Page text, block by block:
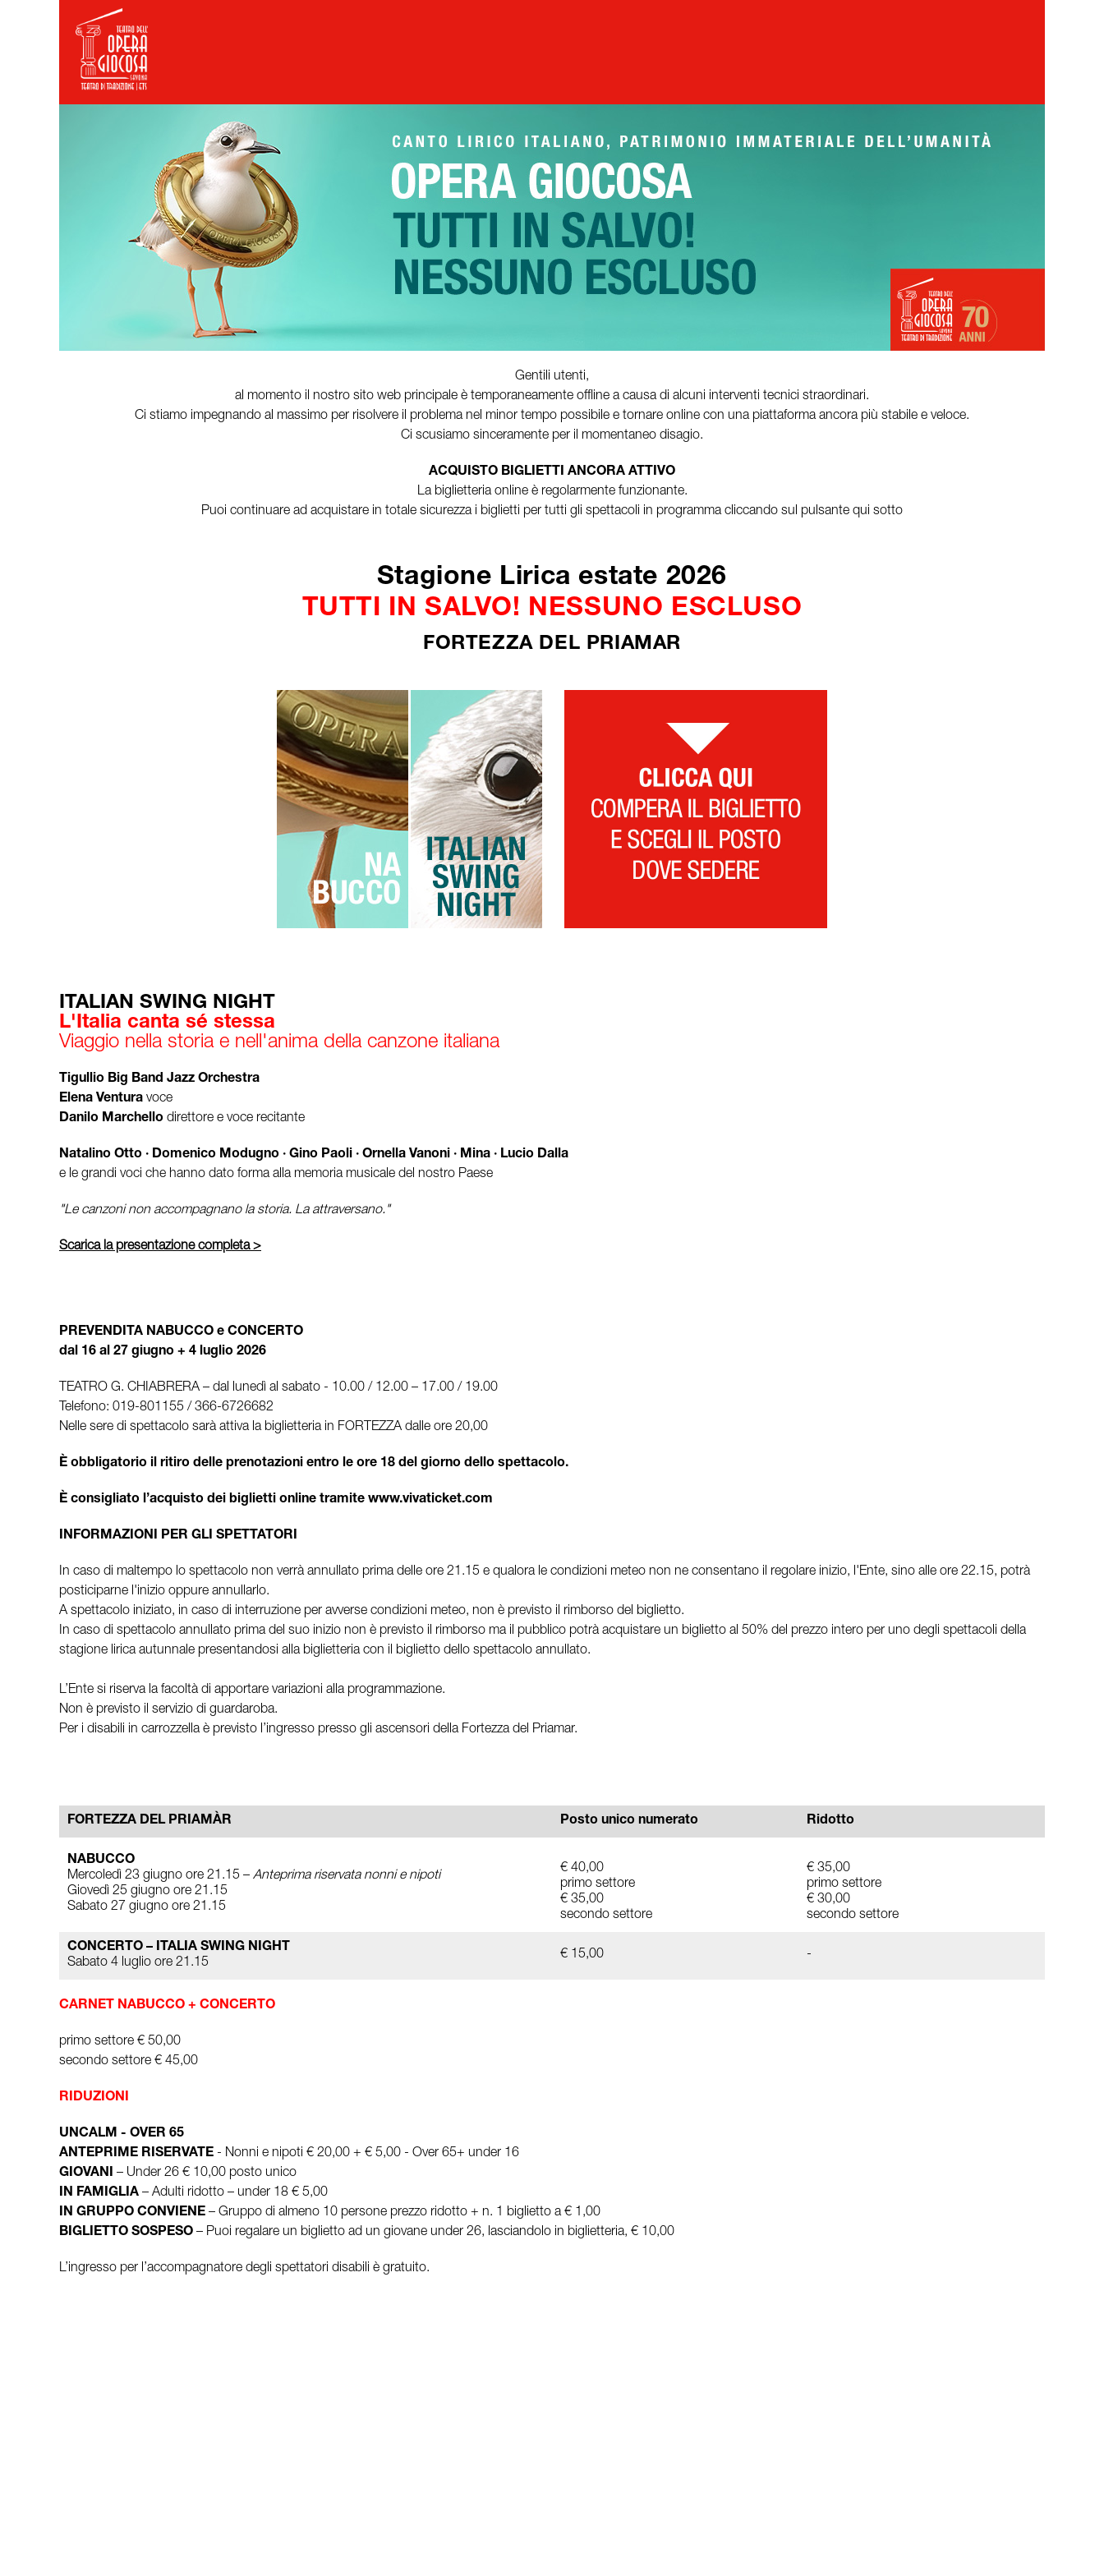
Gentili utenti,
al momento il nostro sito web principale è temporaneamente offline a causa di alcuni interventi tecnici straordinari.
Ci stiamo impegnando al massimo per risolvere il problema nel minor tempo possibile e tornare online con una piattaforma ancora più stabile e veloce.
Ci scusiamo sinceramente per il momentaneo disagio.
ACQUISTO BIGLIETTI ANCORA ATTIVO
La biglietteria online è regolarmente funzionante.
Puoi continuare ad acquistare in totale sicurezza i biglietti per tutti gli spettacoli in programma cliccando sul pulsante qui sotto
Stagione Lirica estate 2026
TUTTI IN SALVO! NESSUNO ESCLUSO
FORTEZZA DEL PRIAMAR
ITALIAN SWING NIGHT
L'Italia canta sé stessa
Viaggio nella storia e nell'anima della canzone italiana
Tigullio Big Band Jazz Orchestra
Elena Ventura voce
Danilo Marchello direttore e voce recitante
Natalino Otto · Domenico Modugno · Gino Paoli · Ornella Vanoni · Mina · Lucio Dalla
e le grandi voci che hanno dato forma alla memoria musicale del nostro Paese
"Le canzoni non accompagnano la storia. La attraversano."
Scarica la presentazione completa >
PREVENDITA NABUCCO e CONCERTO
dal 16 al 27 giugno + 4 luglio 2026
TEATRO G. CHIABRERA – dal lunedì al sabato - 10.00 / 12.00 – 17.00 / 19.00
Telefono: 019-801155 / 366-6726682
Nelle sere di spettacolo sarà attiva la biglietteria in FORTEZZA dalle ore 20,00
È obbligatorio il ritiro delle prenotazioni entro le ore 18 del giorno dello spettacolo.
È consigliato l’acquisto dei biglietti online tramite www.vivaticket.com
INFORMAZIONI PER GLI SPETTATORI
In caso di maltempo lo spettacolo non verrà annullato prima delle ore 21.15 e qualora le condizioni meteo non ne consentano il regolare inizio, l'Ente, sino alle ore 22.15, potrà
posticiparne l'inizio oppure annullarlo.
A spettacolo iniziato, in caso di interruzione per avverse condizioni meteo, non è previsto il rimborso del biglietto.
In caso di spettacolo annullato prima del suo inizio non è previsto il rimborso ma il pubblico potrà acquistare un biglietto al 50% del prezzo intero per uno degli spettacoli della
stagione lirica autunnale presentandosi alla biglietteria con il biglietto dello spettacolo annullato.
L’Ente si riserva la facoltà di apportare variazioni alla programmazione.
Non è previsto il servizio di guardaroba.
Per i disabili in carrozzella è previsto l’ingresso presso gli ascensori della Fortezza del Priamar.
FORTEZZA DEL PRIAMÀR Posto unico numerato Ridotto
NABUCCO
Mercoledì 23 giugno ore 21.15 – Anteprima riservata nonni e nipoti
Giovedì 25 giugno ore 21.15
Sabato 27 giugno ore 21.15
€ 40,00
primo settore
€ 35,00
secondo settore
€ 35,00
primo settore
€ 30,00
secondo settore
CONCERTO – ITALIA SWING NIGHT
Sabato 4 luglio ore 21.15
€ 15,00 -
CARNET NABUCCO + CONCERTO
primo settore € 50,00
secondo settore € 45,00
RIDUZIONI
UNCALM - OVER 65
ANTEPRIME RISERVATE - Nonni e nipoti € 20,00 + € 5,00 - Over 65+ under 16
GIOVANI – Under 26 € 10,00 posto unico
IN FAMIGLIA – Adulti ridotto – under 18 € 5,00
IN GRUPPO CONVIENE – Gruppo di almeno 10 persone prezzo ridotto + n. 1 biglietto a € 1,00
BIGLIETTO SOSPESO – Puoi regalare un biglietto ad un giovane under 26, lasciandolo in biglietteria, € 10,00
L’ingresso per l’accompagnatore degli spettatori disabili è gratuito.